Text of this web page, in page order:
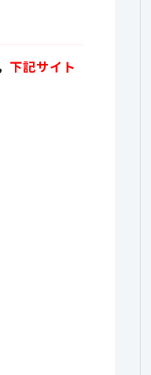
下記サイト